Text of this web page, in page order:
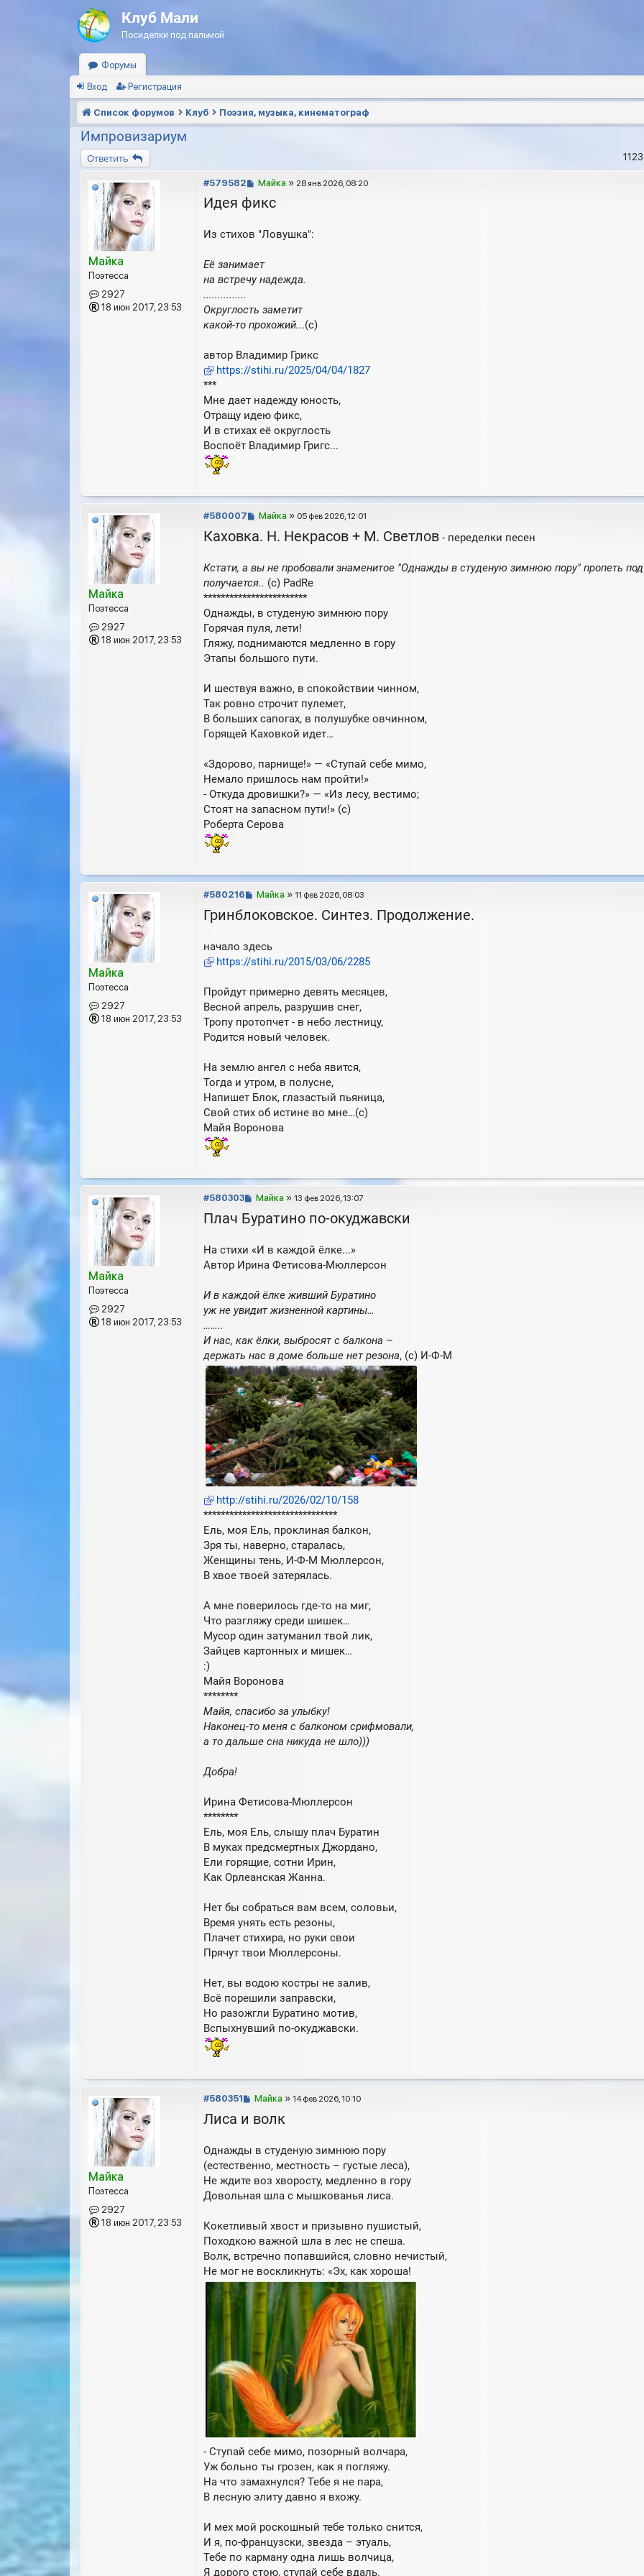
Клуб Мали
Посиделки под пальмой
Форумы
Вход Регистрация
Список форумов Клуб Поэзия, музыка, кинематограф
Импровизариум
Ответить
Майка
Поэтесса
2927
18 июн 2017, 23:53
#579582
С
о
щ
е
Майка » 28 янв 2026, 08:20
Идея фикс
Из стихов "Ловушка":
Её занимает
на встречу надежда.
...............
Округлость заметит
какой-то прохожий...(с)
автор Владимир Грикс
https://stihi.ru/2025/04/04/1827
***
Мне дает надежду юность,
Отращу идею фикс,
И в стихах её округлость
Воспоёт Владимир Григс...
Майка
Поэтесса
2927
18 июн 2017, 23:53
#580007
С
о
щ
е
н
е
Майка » 05 фев 2026, 12:01
Каховка. Н. Некрасов + М. Светлов - переделки песен
Кстати, а вы не пробовали знаменитое "Однажды в студеную зимнюю пору" пропеть
получается.. (с) PadRe
************************
Однажды, в студеную зимнюю пору
Горячая пуля, лети!
Гляжу, поднимаются медленно в гору
Этапы большого пути.
И шествуя важно, в спокойствии чинном,
Так ровно строчит пулемет,
В больших сапогах, в полушубке овчинном,
Горящей Каховкой идет…
«Здорово, парнище!» — «Ступай себе мимо,
Немало пришлось нам пройти!»
- Откуда дровишки?» — «Из лесу, вестимо;
Стоят на запасном пути!» (с)
Роберта Серова
Майка
Поэтесса
2927
18 июн 2017, 23:53
#580216
С
о
щ
е
е
Майка » 11 фев 2026, 08:03
Гринблоковское. Синтез. Продолжение.
начало здесь
https://stihi.ru/2015/03/06/2285
Пройдут примерно девять месяцев,
Весной апрель, разрушив снег,
Тропу протопчет - в небо лестницу,
Родится новый человек.
На землю ангел с неба явится,
Тогда и утром, в полусне,
Напишет Блок, глазастый пьяница,
Свой стих об истине во мне…(с)
Майя Воронова
Майка
Поэтесса
2927
18 июн 2017, 23:53
#580303
С
о
щ
е
е
Майка » 13 фев 2026, 13:07
Плач Буратино по-окуджавски
На стихи «И в каждой ёлке...»
Автор Ирина Фетисова-Мюллерсон
И в каждой ёлке живший Буратино
уж не увидит жизненной картины…
……..
И нас, как ёлки, выбросят с балкона –
держать нас в доме больше нет резона, (с) И-Ф-М
http://stihi.ru/2026/02/10/158
*******************************
Ель, моя Ель, проклиная балкон,
Зря ты, наверно, старалась,
Женщины тень, И-Ф-М Мюллерсон,
В хвое твоей затерялась.
А мне поверилось где-то на миг,
Что разгляжу среди шишек…
Мусор один затуманил твой лик,
Зайцев картонных и мишек…
:)
Майя Воронова
********
Майя, спасибо за улыбку!
Наконец-то меня с балконом срифмовали,
а то дальше сна никуда не шло)))
Добра!
Ирина Фетисова-Мюллерсон
********
Ель, моя Ель, слышу плач Буратин
В муках предсмертных Джордано,
Ели горящие, сотни Ирин,
Как Орлеанская Жанна.
Нет бы собраться вам всем, соловьи,
Время унять есть резоны,
Плачет стихира, но руки свои
Прячут твои Мюллерсоны.
Нет, вы водою костры не залив,
Всё порешили заправски,
Но разожгли Буратино мотив,
Вспыхнувший по-окуджавски.
Майка
Поэтесса
2927
18 июн 2017, 23:53
#580351
С
о
щ
е
е
Майка » 14 фев 2026, 10:10
Лиса и волк
Однажды в студеную зимнюю пору
(естественно, местность – густые леса),
Не ждите воз хворосту, медленно в гору
Довольная шла с мышкованья лиса.
Кокетливый хвост и призывно пушистый,
Походкою важной шла в лес не спеша.
Волк, встречно попавшийся, словно нечистый,
Не мог не воскликнуть: «Эх, как хороша!
- Ступай себе мимо, позорный волчара,
Уж больно ты грозен, как я погляжу.
На что замахнулся? Тебе я не пара,
В лесную элиту давно я вхожу.
И мех мой роскошный тебе только снится,
И я, по-французски, звезда – этуаль,
Тебе по карману одна лишь волчица,
Я дорого стою, ступай себе вдаль.